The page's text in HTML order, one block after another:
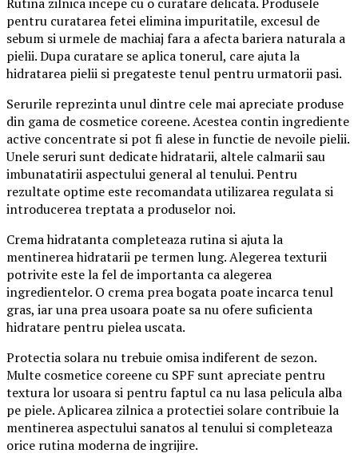
pentru curatarea fetei elimina impuritatile, excesul de
sebum si urmele de machiaj fara a afecta bariera naturala a
pielii. Dupa curatare se aplica tonerul, care ajuta la
hidratarea pielii si pregateste tenul pentru urmatorii pasi.
Serurile reprezinta unul dintre cele mai apreciate produse
din gama de cosmetice coreene. Acestea contin ingrediente
active concentrate si pot fi alese in functie de nevoile pielii.
Unele seruri sunt dedicate hidratarii, altele calmarii sau
imbunatatirii aspectului general al tenului. Pentru
rezultate optime este recomandata utilizarea regulata si
introducerea treptata a produselor noi.
Crema hidratanta completeaza rutina si ajuta la
mentinerea hidratarii pe termen lung. Alegerea texturii
potrivite este la fel de importanta ca alegerea
ingredientelor. O crema prea bogata poate incarca tenul
gras, iar una prea usoara poate sa nu ofere suficienta
hidratare pentru pielea uscata.
Protectia solara nu trebuie omisa indiferent de sezon.
Multe cosmetice coreene cu SPF sunt apreciate pentru
textura lor usoara si pentru faptul ca nu lasa pelicula alba
pe piele. Aplicarea zilnica a protectiei solare contribuie la
mentinerea aspectului sanatos al tenului si completeaza
orice rutina moderna de ingrijire.